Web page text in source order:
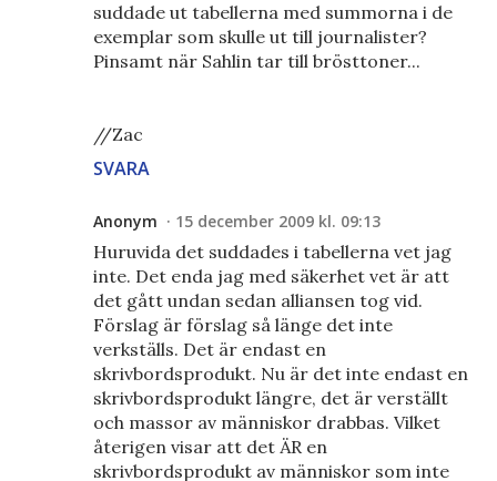
suddade ut tabellerna med summorna i de
exemplar som skulle ut till journalister?
Pinsamt när Sahlin tar till brösttoner...
//Zac
SVARA
Anonym 15 december 2009 kl. 09:13
Huruvida det suddades i tabellerna vet jag
inte. Det enda jag med säkerhet vet är att
det gått undan sedan alliansen tog vid.
Förslag är förslag så länge det inte
verkställs. Det är endast en
skrivbordsprodukt. Nu är det inte endast en
skrivbordsprodukt längre, det är verställt
och massor av människor drabbas. Vilket
återigen visar att det ÄR en
skrivbordsprodukt av människor som inte